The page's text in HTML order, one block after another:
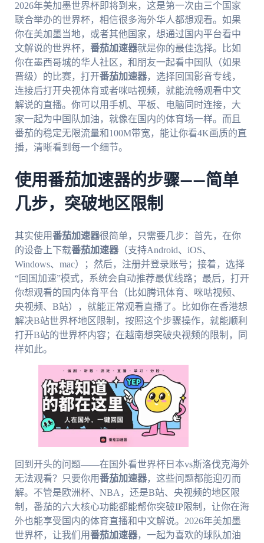
2026年美加墨世界杯即将到来，这是第一次由三个国家
联合举办的世界杯，相信很多海外华人都想观看。如果
你在美加墨当地，或者其他国家，想通过国内平台看中
文解说的世界杯， 番茄加速器就是你的最佳选择。比如
你在墨西哥城的华人社区，和朋友一起看中国队（如果
晋级）的比赛，打开番茄加速器，选择回国影音专线，
连接后打开央视体育或者咪咕视频，就能流畅观看中文
解说的直播。你可以用手机、平板、电脑同时连接，大
家一起为中国队加油，就像在国内的体育场一样。而且
番茄的稳定无限流量和100M带宽，能让你看4K画质的直
播，清晰看到每一个细节。
使用番茄加速器的步骤——简单
几步，突破地区限制
其实使用番茄加速器很简单，只需要几步：首先，在你
的设备上下载番茄加速器（支持Android、iOS、
Windows、mac）；然后，注册并登录账号；接着，选择
“回国加速”模式，系统会自动推荐最优线路；最后，打开
你想观看的国内体育平台（比如腾讯体育、咪咕视频、
央视频、B站），就能正常观看直播了。比如你在香港想
解决B站世界杯地区限制，按照这个步骤操作，就能顺利
打开B站的世界杯内容；在越南想突破央视频的限制，同
样如此。
回到开头的问题——在国外看世界杯日本vs斯洛伐克海外
无法观看？只要你用番茄加速器，这些问题都能迎刃而
解。不管是欧洲杯、NBA，还是B站、央视频的地区限
制，番茄的六大核心功能都能帮你突破IP限制，让你在海
外也能享受国内的体育直播和中文解说。2026年美加墨
世界杯，让我们用番茄加速器，一起为喜欢的球队加油